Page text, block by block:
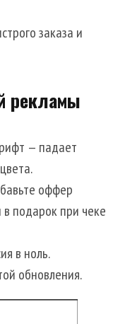
заказа и
рекламы
— падает
оффер
подарок при чеке
в ноль.
обновления.